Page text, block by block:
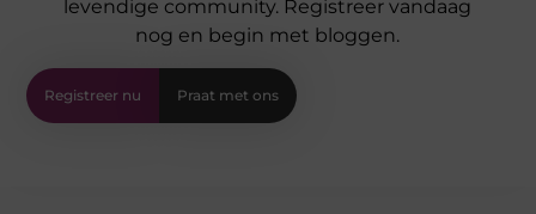
levendige community. Registreer vandaag
nog en begin met bloggen.
Registreer nu Praat met ons